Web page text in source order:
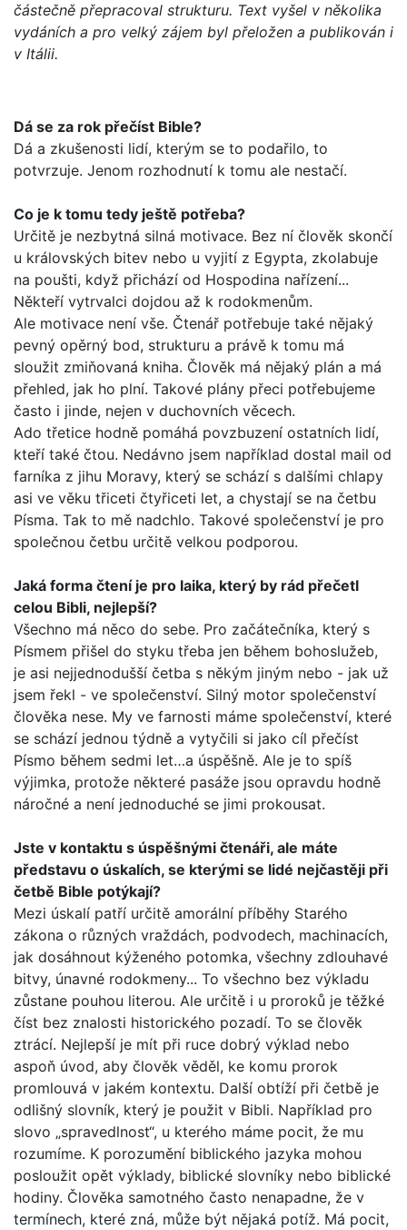
částečně přepracoval strukturu. Text vyšel v několika
vydáních a pro velký zájem byl přeložen a publikován i
v Itálii.
Dá se za rok přečíst Bible?
Dá a zkušenosti lidí, kterým se to podařilo, to
potvrzuje. Jenom rozhodnutí k tomu ale nestačí.
Co je k tomu tedy ještě potřeba?
Určitě je nezbytná silná motivace. Bez ní člověk skončí
u krá­lovských bitev nebo u vyjití z Egypta, zkolabuje
na poušti, když přichází od Hospodina nařízení...
Někteří vytrvalci dojdou až k rodokmenům.
Ale motivace není vše. Čtenář potřebuje také nějaký
pevný opěrný bod, strukturu a právě k tomu má
sloužit zmiňovaná kniha. Člověk má nějaký plán a má
přehled, jak ho plní. Tako­vé plány přeci potřebujeme
často i jinde, nejen v duchovních věcech.
Ado třetice hodně pomáhá povzbuzení ostatních lidí,
kte­ří také čtou. Nedávno jsem například dostal mail od
farníka z jihu Moravy, který se schází s dalšími chlapy
asi ve věku tři­ceti čtyřiceti let, a chystají se na četbu
Písma. Tak to mě nad­chlo. Takové společenství je pro
společnou četbu určitě velkou podporou.
Jaká forma čtení je pro laika, který by rád přečetl
celou Bib­li, nejlepší?
Všechno má něco do sebe. Pro začátečníka, který s
Písmem přišel do styku třeba jen během bohoslužeb,
je asi nejjedno­dušší četba s někým jiným nebo - jak už
jsem řekl - ve spole­čenství. Silný motor společenství
člověka nese. My ve farnosti máme společenství, které
se schází jednou týdně a vytyčili si jako cíl přečíst
Písmo během sedmi let…a úspěšně. Ale je to spíš
výjimka, protože některé pasáže jsou opravdu hodně
náročné a není jednoduché se jimi prokousat.
Jste v kontaktu s úspěšnými čtenáři, ale máte
představu o úskalích, se kterými se lidé nejčastěji při
četbě Bible potý­kají?
Mezi úskalí patří určitě amorální příběhy Starého
zákona o různých vraždách, podvodech, machinacích,
jak dosáhnout kýženého potomka, všechny zdlouhavé
bitvy, únavné rodo­kmeny... To všechno bez výkladu
zůstane pouhou literou. Ale určitě i u proroků je těžké
číst bez znalosti historického pozadí. To se člověk
ztrácí. Nejlepší je mít při ruce dobrý výklad nebo
aspoň úvod, aby člověk věděl, ke komu prorok
promlouvá v jakém kontextu. Další obtíží při četbě je
odlišný slovník, který je použit v Bibli. Například pro
slovo „spravedlnost“, u kterého máme pocit, že mu
rozumíme. K porozumění biblického jazyka mohou
posloužit opět výklady, biblické slovníky nebo biblické
hodiny. Člověka samotného často nenapadne, že v
termínech, které zná, může být nějaká potíž. Má pocit,